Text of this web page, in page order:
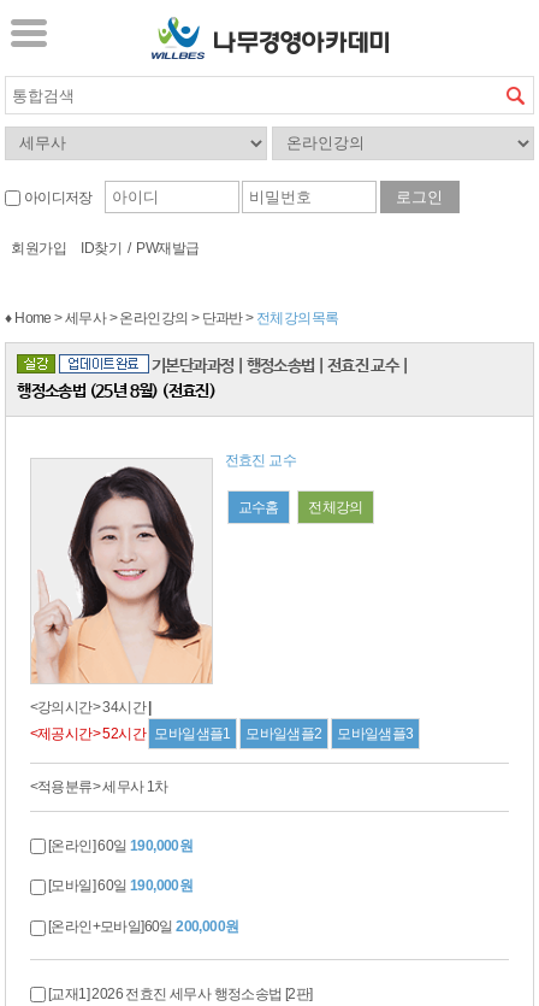
아이디저장
회원가입 ID찾기 / PW재발급
♦ Home > 세무사 > 온라인강의 > 단과반 > 전체강의목록
기본단과과정 행정소송법 전효진 교수
행정소송법 (25년 8월) (전효진)
전효진 교수
교수홈 전체강의
<강의시간> 34시간
<제공시간> 52시간 모바일샘플1 모바일샘플2 모바일샘플3
<적용분류> 세무사 1차
[온라인] 60일190,000원
[모바일] 60일190,000원
[온라인+모바일]60일200,000원
[교재1] 2026 전효진 세무사 행정소송법 [2판]